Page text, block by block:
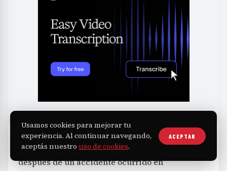
La filtración de estas actividades se intensificó
después de un accidente ocurrido en
Usamos cookies para mejorar tu
experiencia. Al continuar navegando,
aceptás nuestro uso de cookies.
ACEPTAR